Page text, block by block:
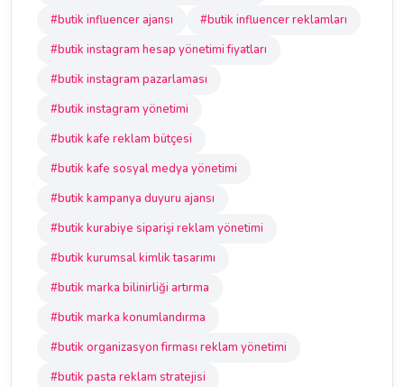
#butik influencer ajansı
#butik influencer reklamları
#butik instagram hesap yönetimi fiyatları
#butik instagram pazarlaması
#butik instagram yönetimi
#butik kafe reklam bütçesi
#butik kafe sosyal medya yönetimi
#butik kampanya duyuru ajansı
#butik kurabiye siparişi reklam yönetimi
#butik kurumsal kimlik tasarımı
#butik marka bilinirliği artırma
#butik marka konumlandırma
#butik organizasyon firması reklam yönetimi
#butik pasta reklam stratejisi